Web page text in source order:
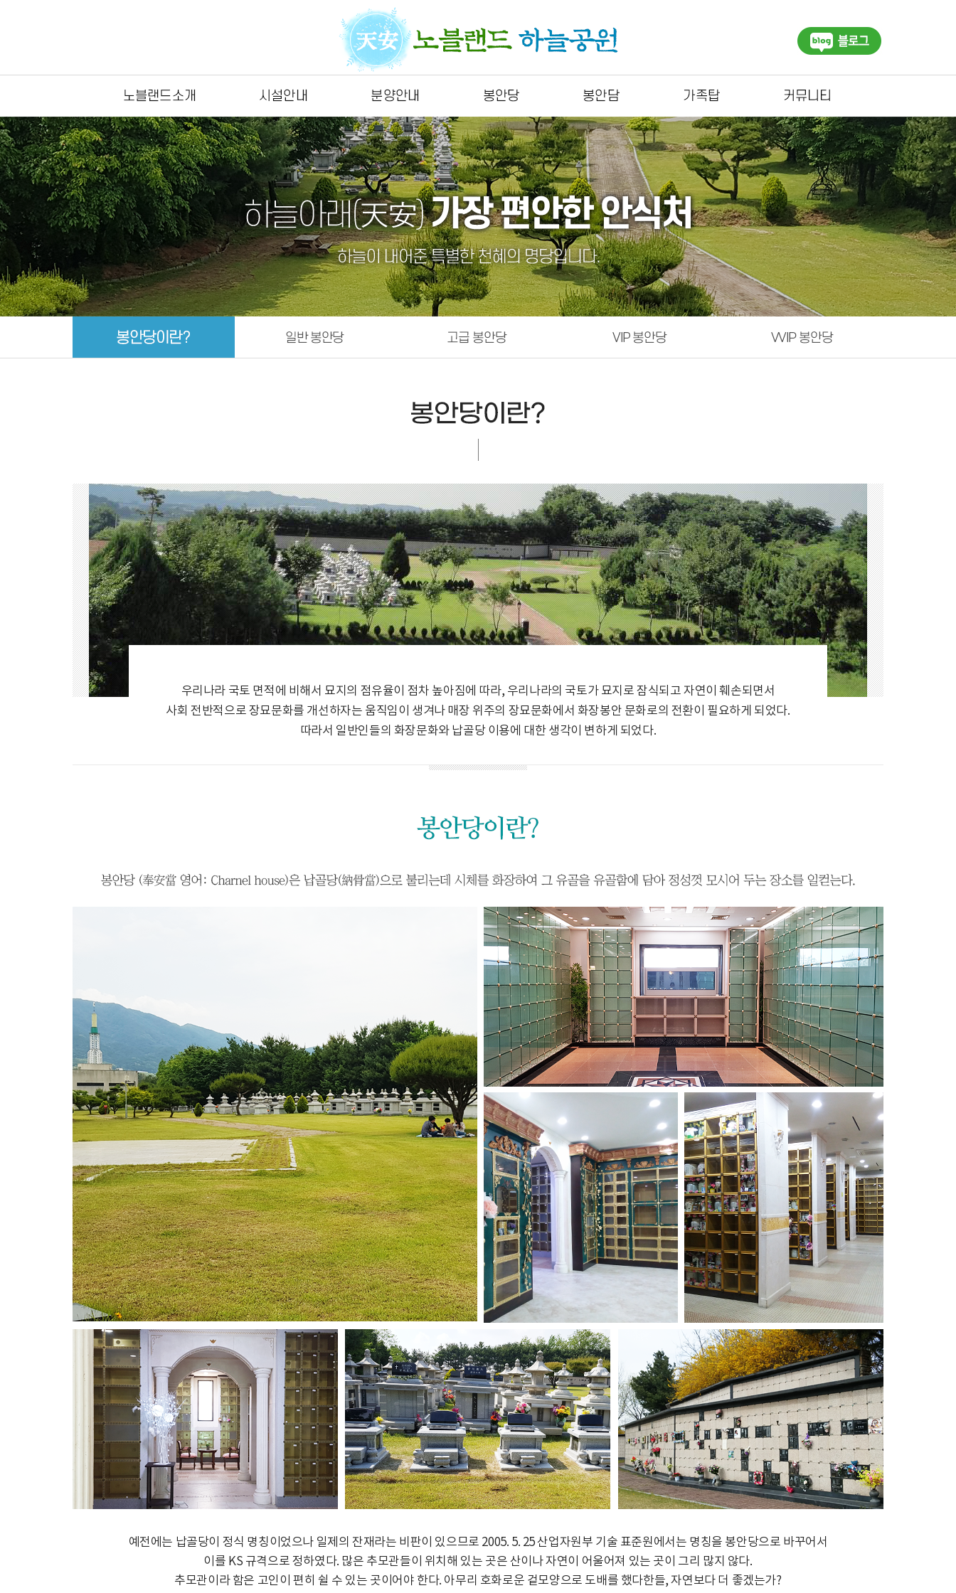
우리나라 국토 면적에 비해서 묘지의 점유율이 점차 높아짐에 따라, 우리나라의 국토가 묘지로 잠식되고 자연이 훼손되면서
사회 전반적으로 장묘문화를 개선하자는 움직임이 생겨나 매장 위주의 장묘문화에서 화장봉안 문화로의 전환이 필요하게 되었다.
따라서 일반인들의 화장문화와 납골당 이용에 대한 생각이 변하게 되었다.
예전에는 납골당이 정식 명칭이었으나 일제의 잔재라는 비판이 있으므로 2005. 5. 25 산업자원부 기술 표준원에서는 명칭을 봉안당으로 바꾸어서
이를 KS 규격으로 정하였다. 많은 추모관들이 위치해 있는 곳은 산이나 자연이 어울어져 있는 곳이 그리 많지 않다.
추모관이라 함은 고인이 편히 쉴 수 있는 곳이어야 한다. 아무리 호화로운 겉모양으로 도배를 했다한들, 자연보다 더 좋겠는가?